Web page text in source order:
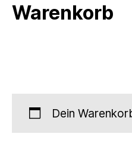
Warenkorb
Dein